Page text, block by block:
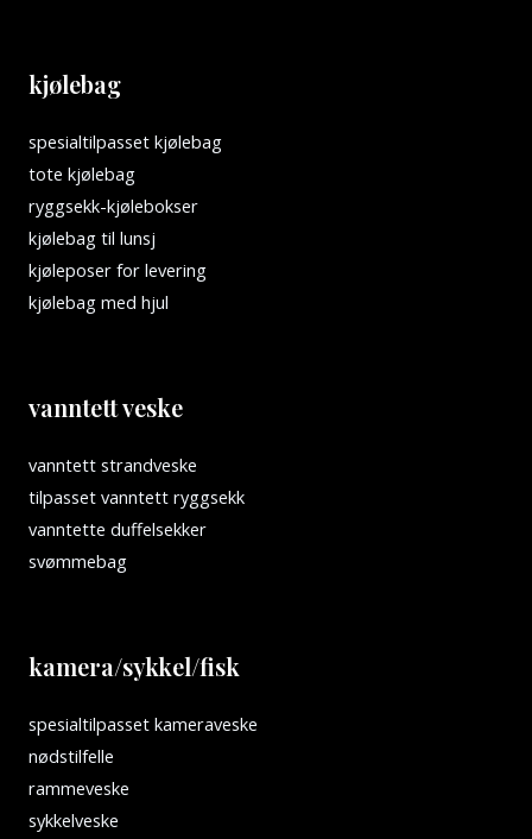
kjølebag
spesialtilpasset kjølebag
tote kjølebag
ryggsekk-kjølebokser
kjølebag til lunsj
kjøleposer for levering
kjølebag med hjul
vanntett veske
vanntett strandveske
tilpasset vanntett ryggsekk
vanntette duffelsekker
svømmebag
kamera/sykkel/fisk
spesialtilpasset kameraveske
nødstilfelle
rammeveske
sykkelveske